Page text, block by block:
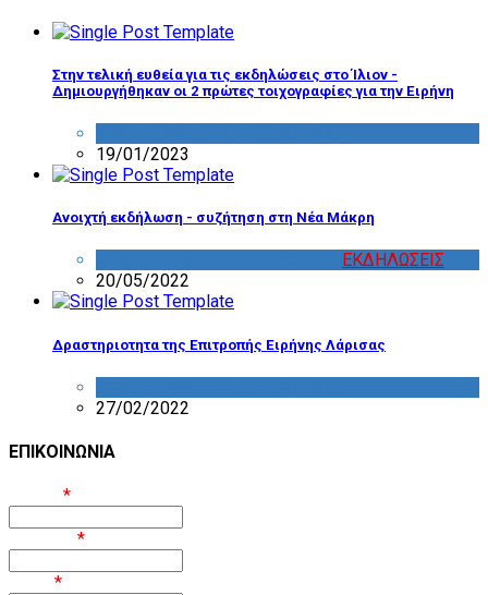
Στην τελική ευθεία για τις εκδηλώσεις στο Ίλιον -
Δημιουργήθηκαν οι 2 πρώτες τοιχογραφίες για την Ειρήνη
19/01/2023
Ανοιχτή εκδήλωση - συζήτηση στη Νέα Μάκρη
ΕΚΔΗΛΩΣΕΙΣ
20/05/2022
Δραστηριοτητα της Επιτροπής Ειρήνης Λάρισας
27/02/2022
ΕΠΙΚΟΙΝΩΝΙΑ
*
*
*